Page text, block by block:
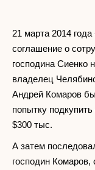
21 марта 2014
соглашение о
господина Сиенко
владелец
Андрей Комаров
попытку
$300 тыс.
А затем
господин Комаров,